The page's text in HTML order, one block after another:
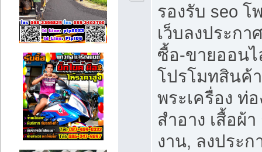
รองรับ seo โ
เว็บลงประก
ซื้อ-ขายออน
โปรโมทสินค้
พระเครื่อง ท่อ
สำอาง เสื้อผ้
งาน, ลงประ